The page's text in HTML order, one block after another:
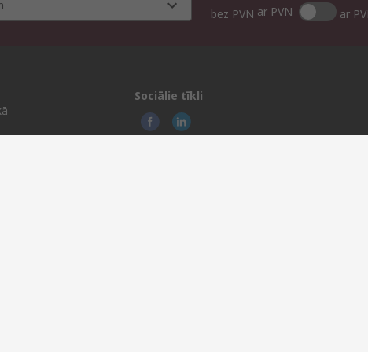
bez PVN ar PVN ar
Sociālie tīkli